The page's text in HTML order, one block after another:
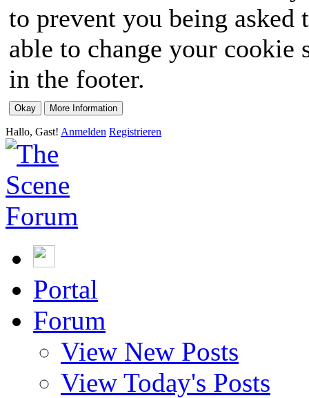
to prevent you being
able to change your
in the footer.
Hallo, Gast! Anmelden Registrieren
Portal
Forum
View New Posts
View Today's Posts